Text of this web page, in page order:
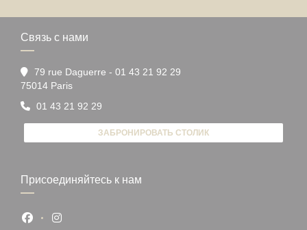
Связь с нами
79 rue Daguerre - 01 43 21 92 29
75014 Paris((открывается в новом окне))
01 43 21 92 29
ЗАБРОНИРОВАТЬ СТОЛИК
Присоединяйтесь к нам
Facebook ((открывается в новом окне))
Instagram ((открывается в новом окне))